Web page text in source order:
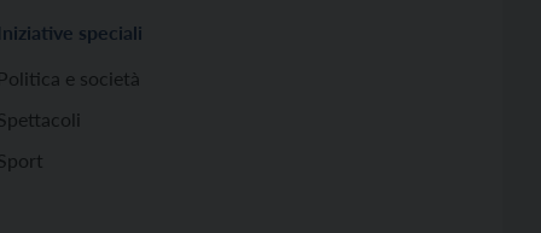
Iniziative speciali
Politica e società